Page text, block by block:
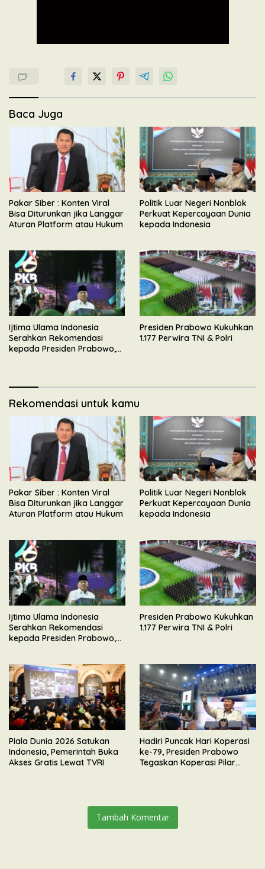
Baca Juga
Pakar Siber : Konten Viral
Bisa Diturunkan jika Langgar
Aturan Platform atau Hukum
Politik Luar Negeri Nonblok
Perkuat Kepercayaan Dunia
kepada Indonesia
Ijtima Ulama Indonesia
Serahkan Rekomendasi
kepada Presiden Prabowo,
Presiden Prabowo Kukuhkan
1.177 Perwira TNI & Polri
Rekomendasi untuk kamu
Pakar Siber : Konten Viral
Bisa Diturunkan jika Langgar
Aturan Platform atau Hukum
Politik Luar Negeri Nonblok
Perkuat Kepercayaan Dunia
kepada Indonesia
Ijtima Ulama Indonesia
Serahkan Rekomendasi
kepada Presiden Prabowo,
Nasional
Presiden Prabowo Kukuhkan
1.177 Perwira TNI & Polri
Piala Dunia 2026 Satukan
Indonesia, Pemerintah Buka
Akses Gratis Lewat TVRI
Hadiri Puncak Hari Koperasi
ke-79, Presiden Prabowo
Tegaskan Koperasi Pilar
Tambah Komentar